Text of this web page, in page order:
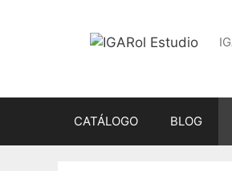
CATÁLOGO BLOG